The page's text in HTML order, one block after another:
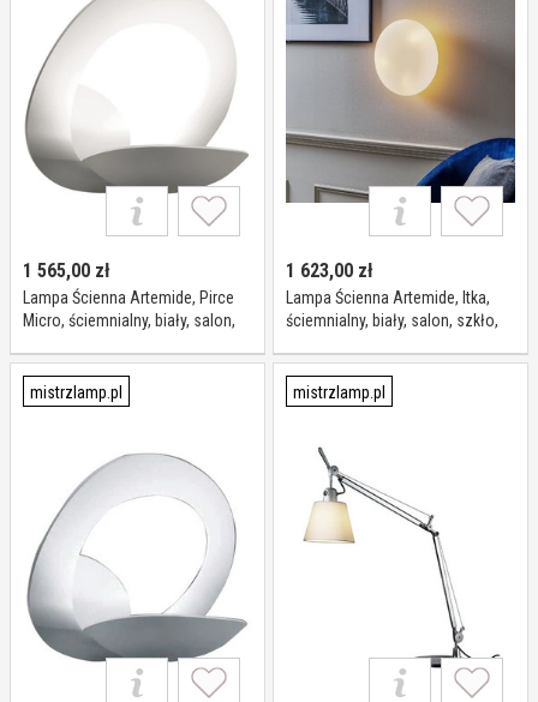
1 565,00 zł
Lampa Ścienna Artemide, Pirce
Micro, ściemnialny, biały, salon,
1 623,00 zł
Lampa Ścienna Artemide, Itka,
ściemnialny, biały, salon, szkło,
mistrzlamp.pl mistrzlamp.pl